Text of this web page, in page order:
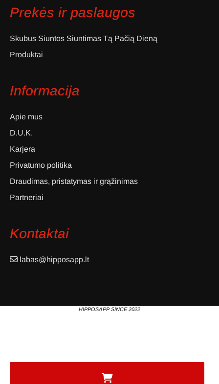
Prekės ir paslaugos
Skubus Siuntos Siuntimas Tą Pačią Dieną
Produktai
Informacija
Apie mus
D.U.K.
Karjera
Privatumo politika
Draudimas, pristatymas ir grąžinimas
Partneriai
Kontaktai
labas@hipposapp.lt
HIPPOSAPP SINCE 2022